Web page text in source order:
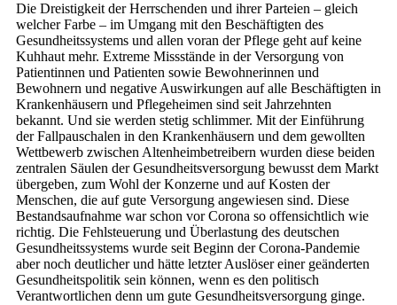
Die Dreistigkeit der Herrschenden und ihrer Parteien – gleich
welcher Farbe – im Umgang mit den Beschäftigten des
Gesundheitssystems und allen voran der Pflege geht auf keine
Kuhhaut mehr. Extreme Missstände in der Versorgung von
Patientinnen und Patienten sowie Bewohnerinnen und
Bewohnern und negative Auswirkungen auf alle Beschäftigten in
Krankenhäusern und Pflegeheimen sind seit Jahrzehnten
bekannt. Und sie werden stetig schlimmer. Mit der Einführung
der Fallpauschalen in den Krankenhäusern und dem gewollten
Wettbewerb zwischen Altenheimbetreibern wurden diese beiden
zentralen Säulen der Gesundheitsversorgung bewusst dem Markt
übergeben, zum Wohl der Konzerne und auf Kosten der
Menschen, die auf gute Versorgung angewiesen sind. Diese
Bestandsaufnahme war schon vor Corona so offensichtlich wie
richtig. Die Fehlsteuerung und Überlastung des deutschen
Gesundheitssystems wurde seit Beginn der Corona-Pandemie
aber noch deutlicher und hätte letzter Auslöser einer geänderten
Gesundheitspolitik sein können, wenn es den politisch
Verantwortlichen denn um gute Gesundheitsversorgung ginge.